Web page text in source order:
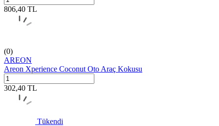
806,40 TL
(0)
AREON
Areon Xperience Coconut Oto Araç Kokusu
302,40 TL
Tükendi